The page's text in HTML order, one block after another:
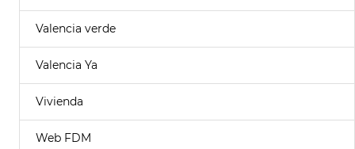
Valencia verde
Valencia Ya
Vivienda
Web FDM